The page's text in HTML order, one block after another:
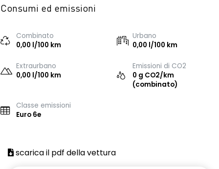
Consumi ed emissioni
Combinato
0,00 l/100 km
Urbano
0,00 l/100 km
Extraurbano
0,00 l/100 km
Emissioni di CO2
0 g CO2/km
(combinato)
Classe emissioni
Euro 6e
scarica il pdf della vettura